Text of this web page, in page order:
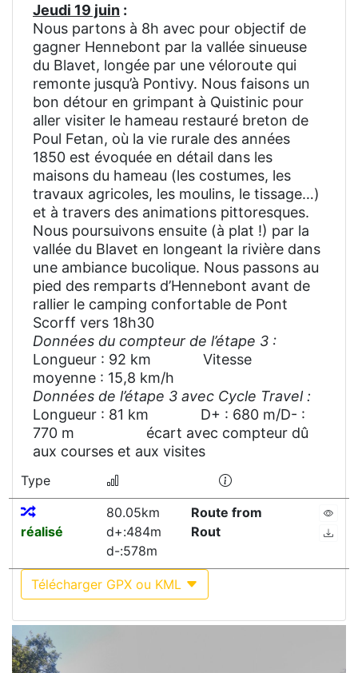
Jeudi 19 juin :
Nous partons à 8h avec pour objectif de
gagner Hennebont par la vallée sinueuse
du Blavet, longée par une véloroute qui
remonte jusqu’à Pontivy. Nous faisons un
bon détour en grimpant à Quistinic pour
aller visiter le hameau restauré breton de
Poul Fetan, où la vie rurale des années
1850 est évoquée en détail dans les
maisons du hameau (les costumes, les
travaux agricoles, les moulins, le tissage…)
et à travers des animations pittoresques.
Nous poursuivons ensuite (à plat !) par la
vallée du Blavet en longeant la rivière dans
une ambiance bucolique. Nous passons au
pied des remparts d’Hennebont avant de
rallier le camping confortable de Pont
Scorff vers 18h30
Données du compteur de l’étape 3 :
Longueur : 92 km Vitesse
moyenne : 15,8 km/h
Données de l’étape 3 avec Cycle Travel :
Longueur : 81 km D+ : 680 m/D- :
770 m écart avec compteur dû
aux courses et aux visites
Type
réalisé
80.05km
d+:484m
d-:578m
Route from
Rout
Télécharger GPX ou KML